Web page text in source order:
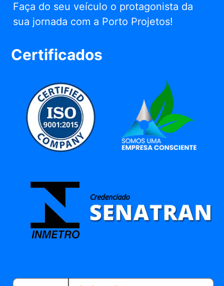
Faça do seu veículo o protagonista da
sua jornada com a Porto Projetos!
Certificados